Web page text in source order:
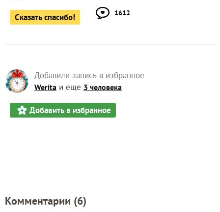
Сказать спасибо! 1612
Добавили запись в избранное
Werita и еще 3 человека
Добавить в избранное
Комментарии (6)